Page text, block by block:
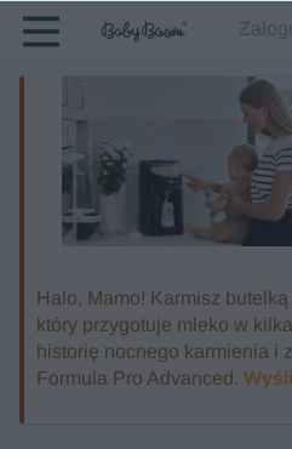
Halo, Mamo! Karmisz
który przygotuje mleko w
historię nocnego karmienia i
Formula Pro Advanced.